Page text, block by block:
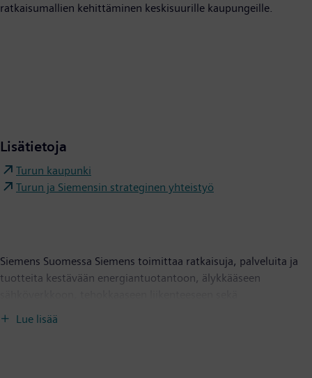
ratkaisumallien kehittäminen keskisuurille kaupungeille.
Lisätietoja
Turun kaupunki
Turun ja Siemensin strateginen yhteistyö
Siemens Suomessa Siemens toimittaa ratkaisuja, palveluita ja
tuotteita kestävään energiantuotantoon, älykkääseen
Lue lisää